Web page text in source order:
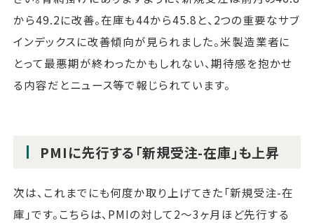
から49.2に改善。在庫も44から45.8と、2つの重要なサブ
インデックスに改善傾向が見られました。米製造業者に
とって最悪期が終わったかもしれない、期待感を抱かせ
る内容だとニュース等で報じられています。
PMIに先行する「新規受注-在庫」も上昇
次は、これまでにも何度か取り上げてきた「新規受注-在
庫」です。こちらは、PMIの対して2～3ヶ月ほど先行する